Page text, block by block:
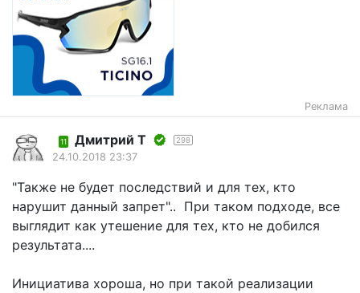
Реклама
11 Дмитрий Т 298
24.10.2018 23:37
"Также не будет последствий и для тех, кто
нарушит данный запрет".. При таком подходе, все
выглядит как утешение для тех, кто не добился
результата....
Инициатива хороша, но при такой реализации